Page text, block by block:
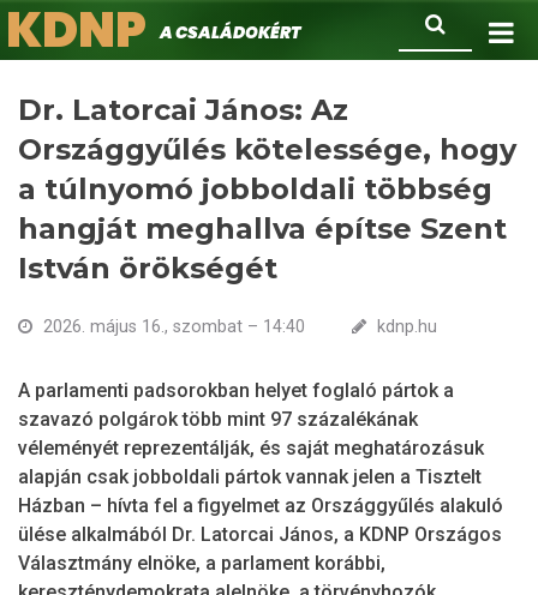
Ugrás
a
Keresés
KDNPA családokért.
Dr. Latorcai János: Az
Országgyűlés kötelessége, hogy
a túlnyomó jobboldali többség
hangját meghallva építse Szent
István örökségét
2026. május 16., szombat – 14:40 kdnp.hu
A parlamenti padsorokban helyet foglaló pártok a
szavazó polgárok több mint 97 százalékának
véleményét reprezentálják, és saját meghatározásuk
alapján csak jobboldali pártok vannak jelen a Tisztelt
Házban – hívta fel a figyelmet az Országgyűlés alakuló
ülése alkalmából Dr. Latorcai János, a KDNP Országos
Választmány elnöke, a parlament korábbi,